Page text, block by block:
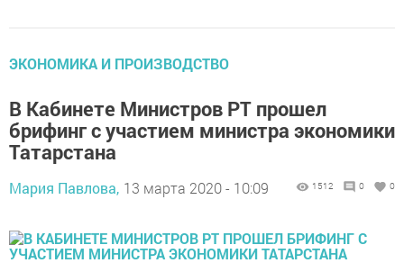
ЭКОНОМИКА И ПРОИЗВОДСТВО
В Кабинете Министров РТ прошел
брифинг с участием министра экономики
Татарстана
Мария Павлова, 13 марта 2020 - 10:09 1512 0 0